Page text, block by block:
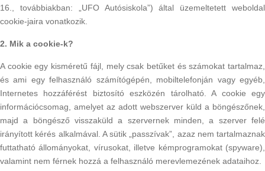
16., továbbiakban: „UFO Autósiskola”) által üzemeltetett weboldal
cookie-jaira vonatkozik.
2. Mik a cookie-k?
A cookie egy kisméretű fájl, mely csak betűket és számokat tartalmaz,
és ami egy felhasználó számítógépén, mobiltelefonján vagy egyéb,
Internetes hozzáférést biztosító eszközén tárolható. A cookie egy
információcsomag, amelyet az adott webszerver küld a böngészőnek,
majd a böngésző visszaküld a szervernek minden, a szerver felé
irányított kérés alkalmával. A sütik „passzívak”, azaz nem tartalmaznak
futtatható állományokat, vírusokat, illetve kémprogramokat (spyware),
valamint nem férnek hozzá a felhasználó merevlemezének adataihoz.